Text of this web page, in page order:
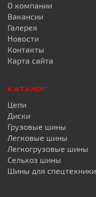
О компании
Вакансии
Галерея
Новости
Контакты
Карта сайта
КАТАЛОГ
Цепи
Диски
Грузовые шины
Легковые шины
Легкогрузовые шины
Сельхоз шины
Шины для спецтехники